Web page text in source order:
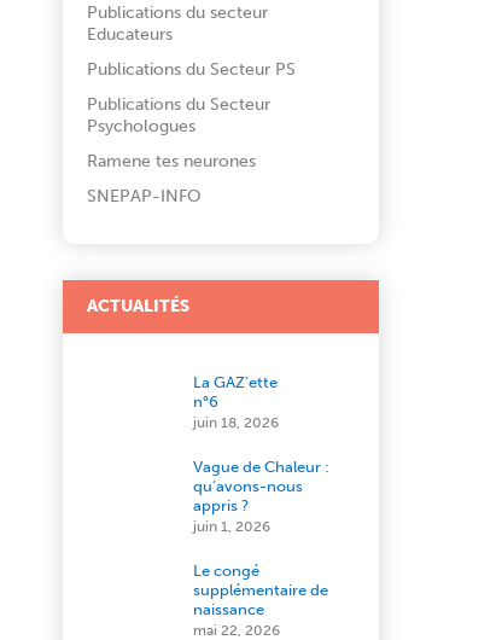
Publications du secteur
Educateurs
Publications du Secteur PS
Publications du Secteur
Psychologues
Ramene tes neurones
SNEPAP-INFO
ACTUALITÉS
La GAZ’ette
n°6
juin 18, 2026
Vague de Chaleur :
qu’avons-nous
appris ?
juin 1, 2026
Le congé
supplémentaire de
naissance
mai 22, 2026